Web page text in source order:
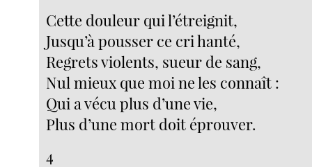
Cette douleur qui l’étreignit,
Jusqu’à pousser ce cri hanté,
Regrets violents, sueur de sang,
Nul mieux que moi ne les connaît :
Qui a vécu plus d’une vie,
Plus d’une mort doit éprouver.
4